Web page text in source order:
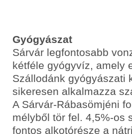
Gyógyászat
Sárvár legfontosabb
kétféle gyógyvíz, amely
Szállodánk gyógyászati
sikeresen alkalmazza
A Sárvár-Rábasömjéni
mélyből tör fel. 4,5%-os
fontos alkotórésze a